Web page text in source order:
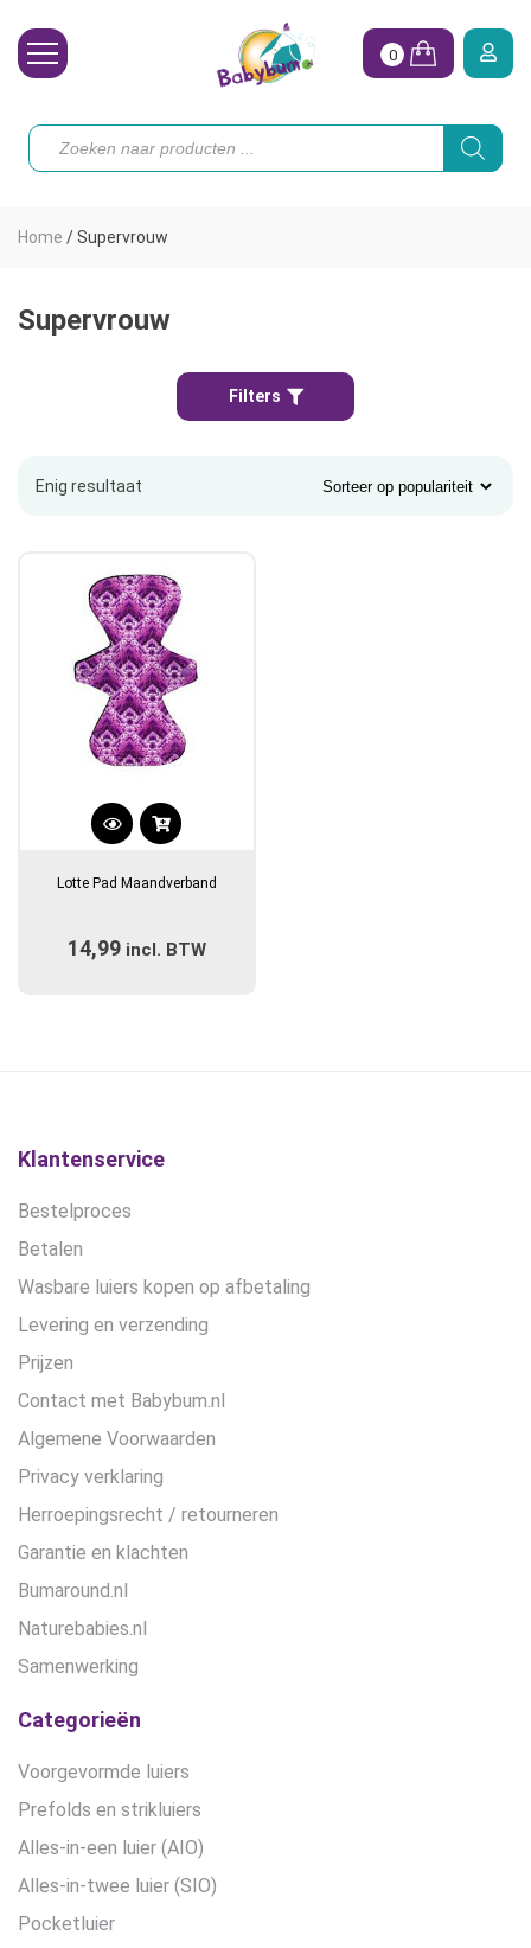
Toebehoren
Koopjes
0
Producten
zoeken
Home /Supervrouw
Supervrouw
Filters
Enig resultaat
Dit
heeft
variaties.
de
Lotte Pad Maandverband
14,99 incl. BTW
Klantenservice
Bestelproces
Betalen
Wasbare luiers kopen op afbetaling
Levering en verzending
Prijzen
Contact met Babybum.nl
Algemene Voorwaarden
Privacy verklaring
Herroepingsrecht / retourneren
Garantie en klachten
Bumaround.nl
Naturebabies.nl
Samenwerking
Categorieën
Voorgevormde luiers
Prefolds en strikluiers
Alles-in-een luier (AIO)
Alles-in-twee luier (SIO)
Pocketluier